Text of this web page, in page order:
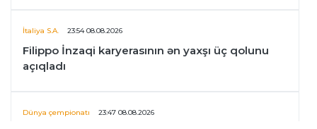
İtaliya S.A. 23:54 08.08.2026
Filippo İnzaqi karyerasının ən yaxşı üç qolunu
açıqladı
Dünya çempionatı 23:47 08.08.2026